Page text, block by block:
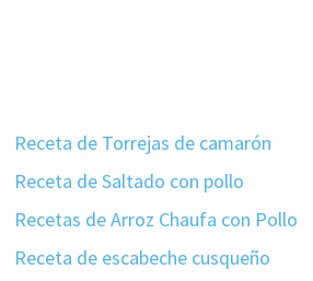
Receta de Torrejas de camarón
Receta de Saltado con pollo
Recetas de Arroz Chaufa con Pollo
Receta de escabeche cusqueño